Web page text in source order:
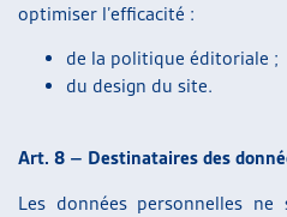
optimiser l’efficacité :
de la politique éditoriale ;
du design du site.
Art. 8 – Destinataires des
Les données personnelles